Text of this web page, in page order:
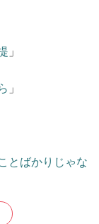
」
」
とばかりじゃな